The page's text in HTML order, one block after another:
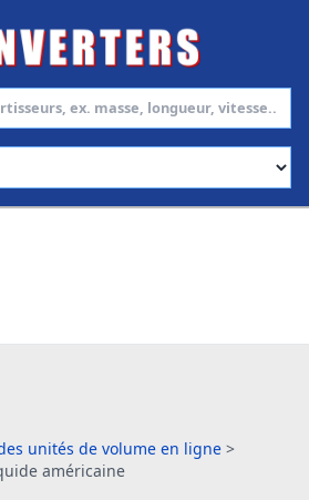
unités de volume en ligne >
américaine